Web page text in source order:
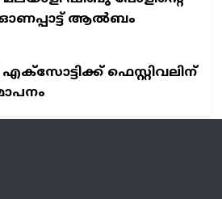
ആൽബം
എക്സോട്ടിക്ക് ഫെസ്റ്റിവലിന്